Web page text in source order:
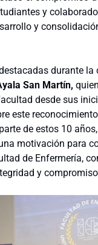
y
y
durante la
San Martín,
desde sus
este
de estos 10
motivación para
de Enfermería,
y